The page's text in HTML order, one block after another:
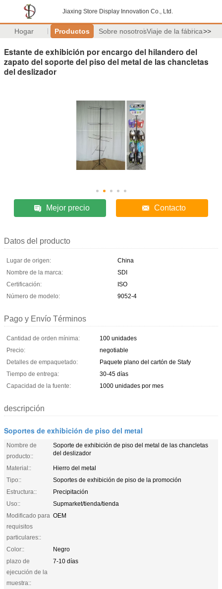
Jiaxing Store Display Innovation Co., Ltd.
Hogar Productos Sobre nosotrosViaje de la fábrica>>
Estante de exhibición por encargo del hilandero del
zapato del soporte del piso del metal de las chancletas
del deslizador
Mejor precio Contacto
Datos del producto
Lugar de origen:
China
Nombre de la marca:
SDI
Certificación:
ISO
Número de modelo:
9052-4
Pago y Envío Términos
Cantidad de orden mínima:
100 unidades
Precio:
negotiable
Detalles de empaquetado:
Paquete plano del cartón de Stafy
Tiempo de entrega:
30-45 días
Capacidad de la fuente:
1000 unidades por mes
descripción
Soportes de exhibición de piso del metal
Nombre de
producto::
Soporte de exhibición de piso del metal de las chancletas
del deslizador
Material::
Hierro del metal
Tipo::
Soportes de exhibición de piso de la promoción
Estructura::
Precipitación
Uso::
Supmarket/tienda/tienda
Modificado para
requisitos
particulares::
OEM
Color::
Negro
plazo de
ejecución de la
muestra::
7-10 días